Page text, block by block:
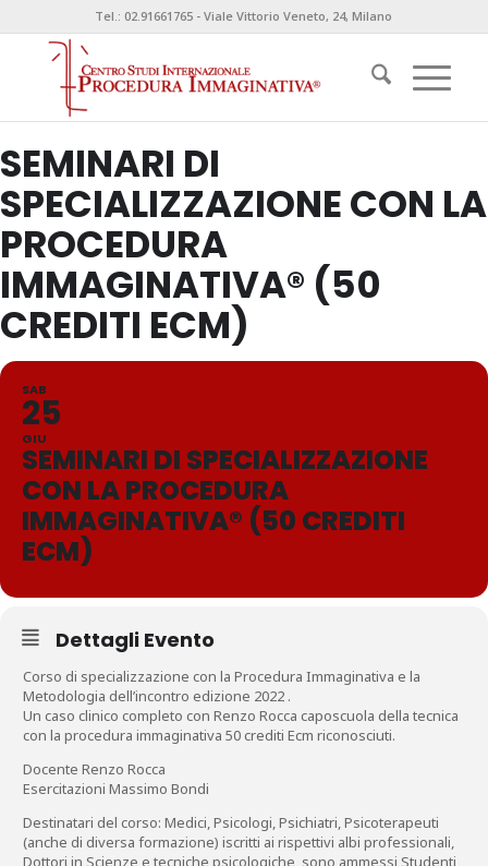
Tel.: 02.91661765 - Viale Vittorio Veneto, 24, Milano
SEMINARI DI
SPECIALIZZAZIONE CON LA
PROCEDURA
IMMAGINATIVA® (50
CREDITI ECM)
SAB
25
GIU
SEMINARI DI SPECIALIZZAZIONE
CON LA PROCEDURA
IMMAGINATIVA® (50 CREDITI
ECM)
Dettagli Evento
Corso di specializzazione con la Procedura Immaginativa e la
Metodologia dell’incontro edizione 2022 .
Un caso clinico completo con Renzo Rocca caposcuola della tecnica
con la procedura immaginativa 50 crediti Ecm riconosciuti.
Docente Renzo Rocca
Esercitazioni Massimo Bondi
Destinatari del corso: Medici, Psicologi, Psichiatri, Psicoterapeuti
(anche di diversa formazione) iscritti ai rispettivi albi professionali,
Dottori in Scienze e tecniche psicologiche, sono ammessi Studenti